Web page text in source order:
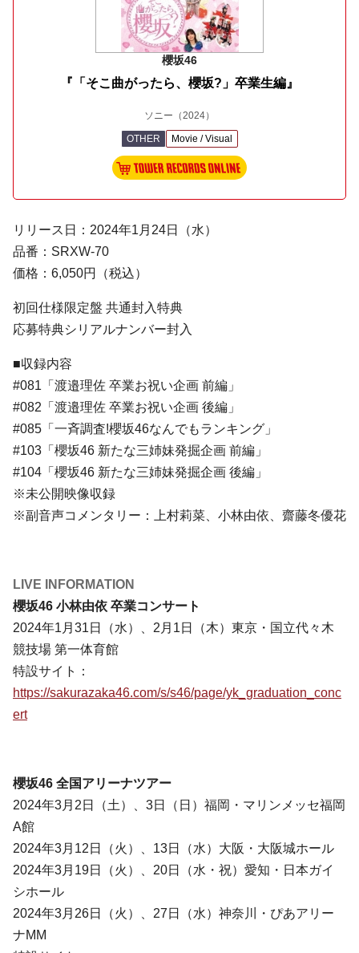
櫻坂46
『「そこ曲がったら、櫻坂?」卒業生編』
ソニー （2024）
OTHER Movie / Visual
リリース日：2024年1月24日（水）
品番：SRXW-70
価格：6,050円（税込）
初回仕様限定盤 共通封入特典
応募特典シリアルナンバー封入
■収録内容
#081「渡邉理佐 卒業お祝い企画 前編」
#082「渡邉理佐 卒業お祝い企画 後編」
#085「一斉調査!櫻坂46なんでもランキング」
#103「櫻坂46 新たな三姉妹発掘企画 前編」
#104「櫻坂46 新たな三姉妹発掘企画 後編」
※未公開映像収録
※副音声コメンタリー：上村莉菜、小林由依、齋藤冬優花
LIVE INFORMATION
櫻坂46 小林由依 卒業コンサート
2024年1月31日（水）、2月1日（木）東京・国立代々木
競技場 第一体育館
特設サイト：
https://sakurazaka46.com/s/s46/page/yk_graduation_conc
ert
櫻坂46 全国アリーナツアー
2024年3月2日（土）、3日（日）福岡・マリンメッセ福岡
A館
2024年3月12日（火）、13日（水）大阪・大阪城ホール
2024年3月19日（火）、20日（水・祝）愛知・日本ガイ
シホール
2024年3月26日（火）、27日（水）神奈川・ぴあアリー
ナMM